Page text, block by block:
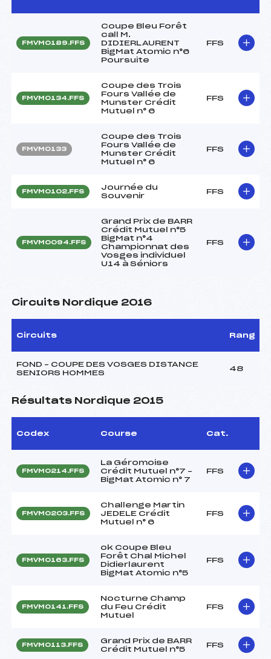
FMVM0189.FFS
Coupe Bleu Forêt
call M.
DIDIERLAURENT
BigMat Atomic n°6
Poursuite
FFS
FMVM0134.FFS
Coupe des Trois
Fours Vallée de
Munster Crédit
Mutuel n° 6
FFS
FMVM0133
Coupe des Trois
Fours Vallée de
Munster Crédit
Mutuel n° 6
FFS
FMVM0102.FFS
Journée du
Souvenir
FFS
FMVM0094.FFS
Grand Prix de BARR
Crédit Mutuel n°5
BigMat n°4
Championnat des
Vosges individuel
U14 à Séniors
FFS
Circuits Nordique 2016
Circuits Rang
FOND – COUPE DES VOSGES DISTANCE
SENIORS HOMMES
48
Résultats Nordique 2015
Codex Course Cat.
FMVM0214.FFS
La Géromoise
Crédit Mutuel n°7 –
BigMat Atomic n° 7
FFS
FMVM0203.FFS
Challenge Martin
JEDELE Crédit
Mutuel n° 6
FFS
FMVM0163.FFS
ok Coupe Bleu
Forêt Chal Michel
Didierlaurent
BigMat Atomic n°5
FFS
FMVM0141.FFS
Nocturne Champ
du Feu Crédit
Mutuel
FFS
FMVM0113.FFS
Grand Prix de BARR
Crédit Mutuel n°5
FFS